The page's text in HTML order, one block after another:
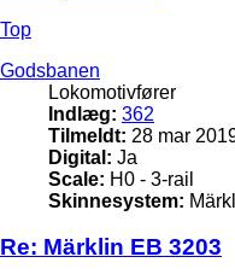
Top
Godsbanen
Lokomotivfører
Indlæg: 362
Tilmeldt: 28 mar
Digital: Ja
Scale: H0 - 3-rail
Skinnesystem:
Re: Märklin EB 3203